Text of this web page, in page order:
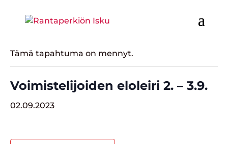
« Kaikki Tapahtumat
Tämä tapahtuma on mennyt.
Voimistelijoiden eloleiri 2. – 3.9.
02.09.2023